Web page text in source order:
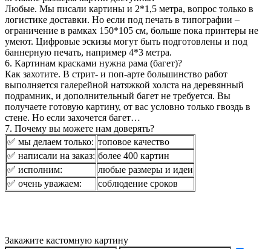
Любые. Мы писали картины и 2*1,5 метра, вопрос только в
логистике доставки. Но если под печать в типографии –
ограничение в рамках 150*105 см, больше пока принтеры не
умеют. Цифровые эскизы могут быть подготовлены и под
баннерную печать, например 4*3 метра.
6. Картинам красками нужна рама (багет)?
Как захотите. В стрит- и поп-арте большинство работ
выполняется галерейной натяжкой холста на деревянный
подрамник, и дополнительный багет не требуется. Вы
получаете готовую картину, от вас условно только гвоздь в
стене. Но если захочется багет…
7. Почему вы можете нам доверять?
✅ мы делаем только: топовое качество
✅ написали на заказ: более 400 картин
✅ исполним:
любые размеры и идеи
✅ очень уважаем:
соблюдение сроков
Закажите кастомную картину